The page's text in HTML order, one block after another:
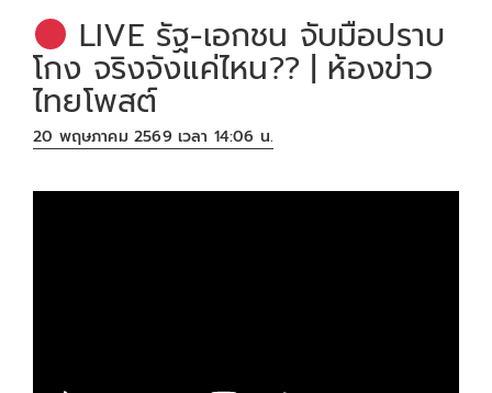
LIVE รัฐ-เอกชน จับมือปราบ
โกง จริงจังแค่ไหน?? | ห้องข่าว
ไทยโพสต์
20 พฤษภาคม 2569 เวลา 14:06 น.